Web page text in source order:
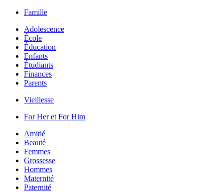
Famille
Adolescence
École
Éducation
Enfants
Étudiants
Finances
Parents
Vieillesse
For Her et For Him
Amitié
Beauté
Femmes
Grossesse
Hommes
Maternité
Paternité